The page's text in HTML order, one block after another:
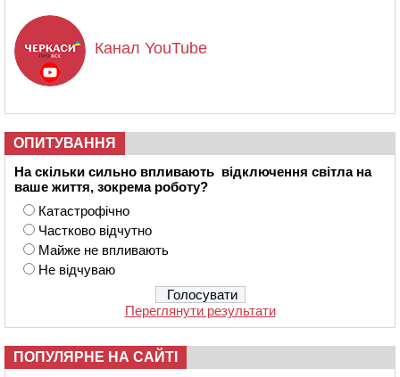
Канал YouTube
ОПИТУВАННЯ
На скільки сильно впливають відключення світла на
ваше життя, зокрема роботу?
Катастрофічно
Частково відчутно
Майже не впливають
Не відчуваю
Переглянути результати
ПОПУЛЯРНЕ НА САЙТІ